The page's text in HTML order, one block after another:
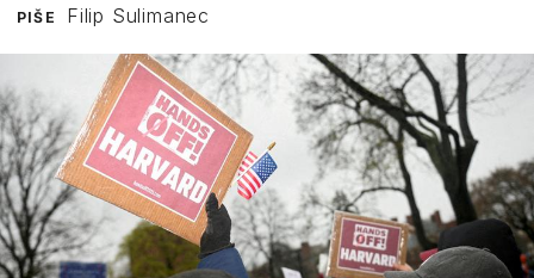
PIŠE Filip Sulimanec